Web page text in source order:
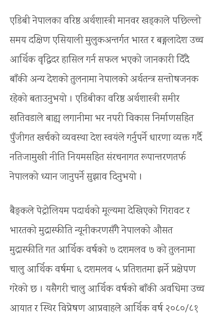
एडिबी नेपालका वरिष्ठ अर्थशास्त्री मानवर खड्काले पछिल्लो
समय दक्षिण एसियाली मुलुकअन्तर्गत भारत र बङ्गलादेश उच्च
आर्थिक वृद्धिदर हासिल गर्न सफल भएको जानकारी दिँदै
बाँकी अन्य देशको तुलनामा नेपालको अर्थतन्त्र सन्तोषजनक
रहेको बताउनुभयो । एडिबीका वरिष्ठ अर्थशास्त्री समीर
खतिवडाले बाह्य लगानीमा भर नपरी विकास निर्माणसहित
पुँजीगत खर्चको व्यवस्था देश स्वयंले गर्नुपर्ने धारणा व्यक्त गर्दै
नतिजामुखी नीति नियमसहित संरचनागत रूपान्तरणतर्फ
नेपालको ध्यान जानुपर्ने सुझाव दिनुभयो ।
बैङ्कले पेट्रोलियम पदार्थको मूल्यमा देखिएको गिरावट र
भारतको मुद्रास्फीति न्यूनीकरणसँगै नेपालको औसत
मुद्रास्फीति गत आर्थिक वर्षको ७ दशमलव ७ को तुलनामा
चालु आर्थिक वर्षमा ६ दशमलव ५ प्रतिशतमा झर्ने प्रक्षेपण
गरेको छ । यसैगरी चालु आर्थिक वर्षको बाँकी अवधिमा उच्च
आयात र स्थिर विप्रेषण आप्रवाहले आर्थिक वर्ष २०८०/८१